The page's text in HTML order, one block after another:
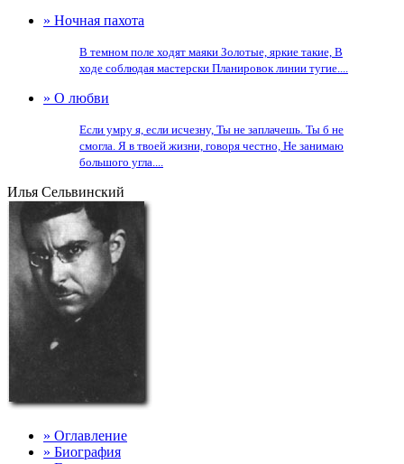
» Ночная пахота
В темном поле ходят маяки Золотые, яркие такие, В
ходе соблюдая мастерски Планировок линии тугие....
» О любви
Если умру я, если исчезну, Ты не заплачешь. Ты б не
смогла. Я в твоей жизни, говоря честно, Не занимаю
большого угла....
Илья Сельвинский
» Оглавление
» Биография